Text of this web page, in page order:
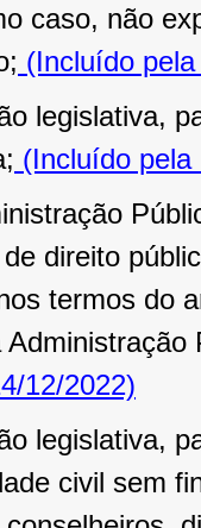
caso, não
(Incluído
legislativa,
(Incluído pela
direito
termos do
12/2022)
legislativa,
civil sem